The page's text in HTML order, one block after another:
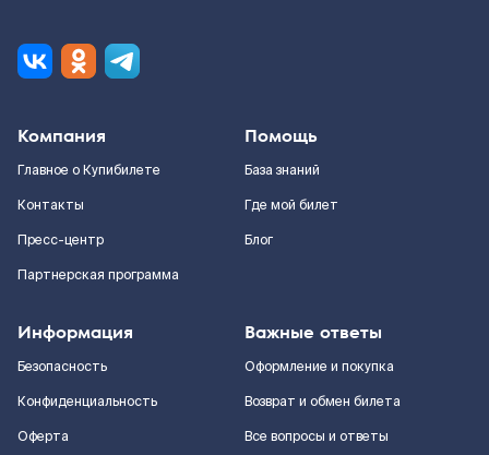
Компания
Главное о Купибилете
Контакты
Пресс-центр
Партнерская программа
Помощь
База знаний
Где мой билет
Блог
Информация
Безопасность
Конфиденциальность
Оферта
Важные ответы
Оформление и покупка
Возврат и обмен билета
Все вопросы и ответы